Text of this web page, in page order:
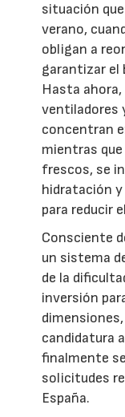
situación
verano,
obligan a
garantizar el
Hasta
ventiladores
concentran
mientras
frescos, se
hidratación y
para reducir
Consciente
un sistema
de la
inversión
candidatura
finalmente
solicitudes
España.